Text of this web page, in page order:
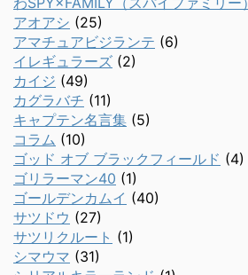
アオアシ (25)
アマチュアビジランテ (6)
イレギュラーズ (2)
カイジ (49)
カグラバチ (11)
キャプテン名言集 (5)
コラム (10)
ゴッド オブ ブラックフィールド (4)
ゴリラーマン40 (1)
ゴールデンカムイ (40)
サツドウ (27)
サツリクルート (1)
シマウマ (31)